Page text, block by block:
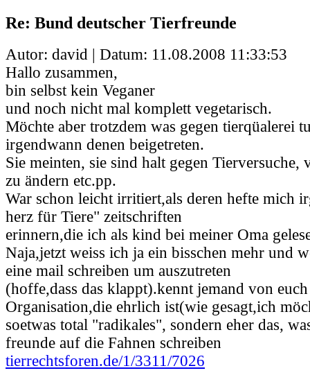
Re: Bund deutscher Tierfreunde
Autor: david | Datum: 11.08.2008 11:33:53
Hallo zusammen,
bin selbst kein Veganer
und noch nicht mal komplett vegetarisch.
Möchte aber trotzdem was gegen tierqüalerei
irgendwann denen beigetreten.
Sie meinten, sie sind halt gegen Tierversuche,
zu ändern etc.pp.
War schon leicht irritiert,als deren hefte mich
herz für Tiere" zeitschriften
erinnern,die ich als kind bei meiner Oma
Naja,jetzt weiss ich ja ein bisschen mehr und
eine mail schreiben um auszutreten
(hoffe,dass das klappt).kennt jemand von
Organisation,die ehrlich ist(wie gesagt,ich
soetwas total "radikales", sondern eher das,
freunde auf die Fahnen schreiben
tierrechtsforen.de/1/3311/7026